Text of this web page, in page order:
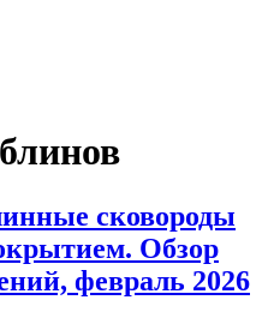
сковороды
Обзор
февраль 2026